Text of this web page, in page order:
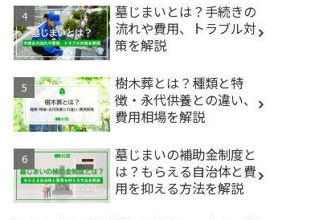
墓じまいとは？手続きの
流れや費用、トラブル対
策を解説
樹木葬とは？種類と特
徴・永代供養との違い、
費用相場を解説
墓じまいの補助金制度と
は？もらえる自治体と費
用を抑える方法を解説